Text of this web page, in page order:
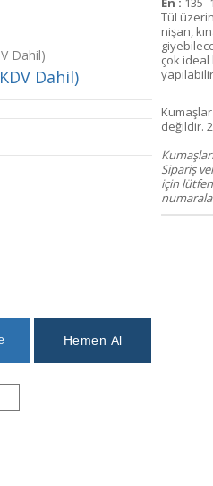
Dahil)
Dahil)
Tül
nişan,
çok
yapılabilir
değildir.
Sipariş
için